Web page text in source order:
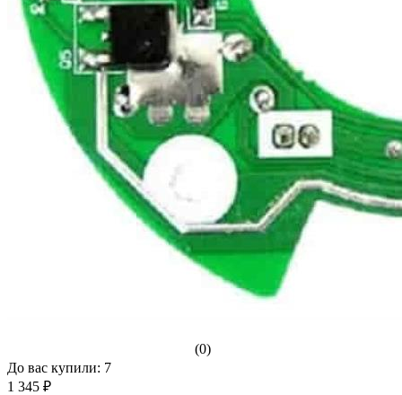
(0)
До вас купили: 7
1 345 ₽